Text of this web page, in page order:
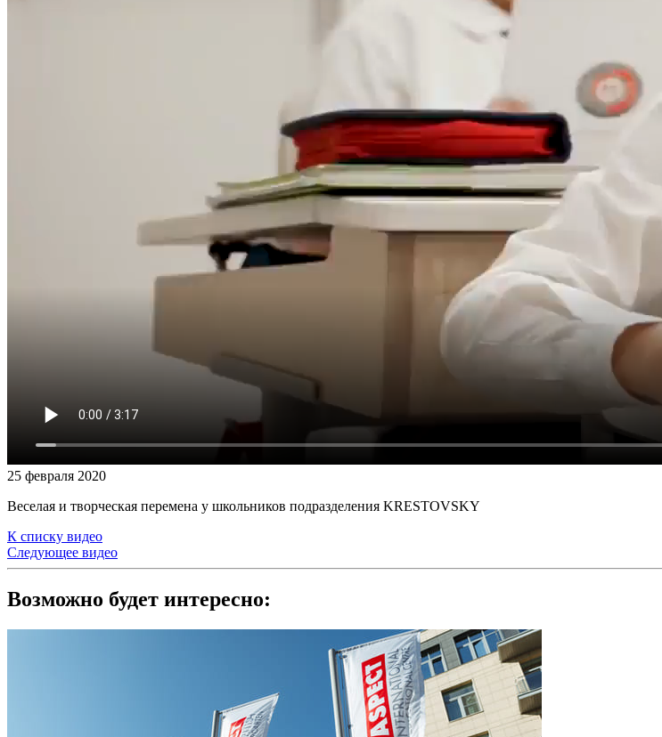
25 февраля 2020
Веселая и творческая перемена у школьников подразделения KRESTOVSKY
К списку видео
Следующее видео
Возможно будет интересно: